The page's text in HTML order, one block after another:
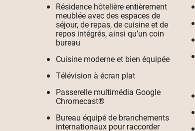
Résidence hôtelière entièrement
meublée avec des espaces de
séjour, de repas, de cuisine et de
repos intégrés, ainsi qu’un coin
bureau
Cuisine moderne et bien équipée
Télévision à écran plat
Passerelle multimédia Google
Chromecast®
Bureau équipé de branchements
internationaux pour raccorder